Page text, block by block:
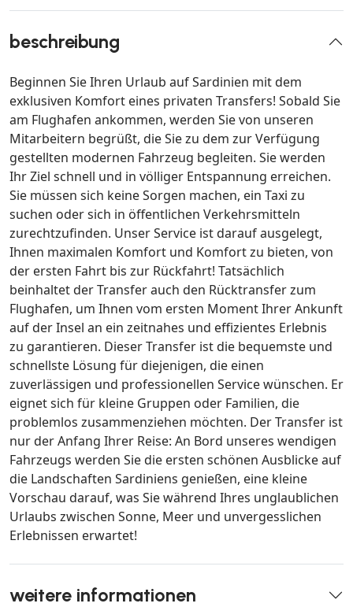
beschreibung
Beginnen Sie Ihren Urlaub auf Sardinien mit dem
exklusiven Komfort eines privaten Transfers! Sobald Sie
am Flughafen ankommen, werden Sie von unseren
Mitarbeitern begrüßt, die Sie zu dem zur Verfügung
gestellten modernen Fahrzeug begleiten. Sie werden
Ihr Ziel schnell und in völliger Entspannung erreichen.
Sie müssen sich keine Sorgen machen, ein Taxi zu
suchen oder sich in öffentlichen Verkehrsmitteln
zurechtzufinden. Unser Service ist darauf ausgelegt,
Ihnen maximalen Komfort und Komfort zu bieten, von
der ersten Fahrt bis zur Rückfahrt! Tatsächlich
beinhaltet der Transfer auch den Rücktransfer zum
Flughafen, um Ihnen vom ersten Moment Ihrer Ankunft
auf der Insel an ein zeitnahes und effizientes Erlebnis
zu garantieren. Dieser Transfer ist die bequemste und
schnellste Lösung für diejenigen, die einen
zuverlässigen und professionellen Service wünschen. Er
eignet sich für kleine Gruppen oder Familien, die
problemlos zusammenziehen möchten. Der Transfer ist
nur der Anfang Ihrer Reise: An Bord unseres wendigen
Fahrzeugs werden Sie die ersten schönen Ausblicke auf
die Landschaften Sardiniens genießen, eine kleine
Vorschau darauf, was Sie während Ihres unglaublichen
Urlaubs zwischen Sonne, Meer und unvergesslichen
Erlebnissen erwartet!
weitere informationen